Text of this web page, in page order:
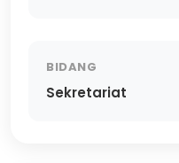
BIDANG
Sekretariat